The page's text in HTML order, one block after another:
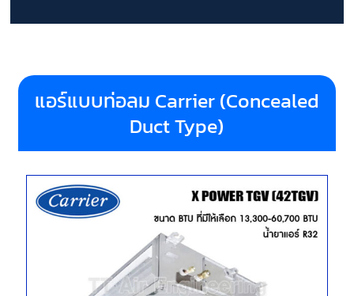
แอร์แบบท่อลม Carrier (Concealed
Duct Type)